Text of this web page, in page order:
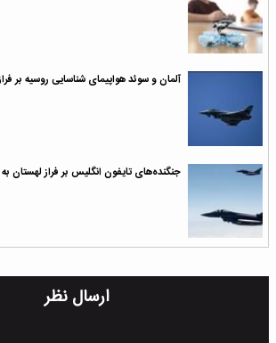
آلمان و سوئد هواپیمای شناسایی روسیه بر
جنگنده‌های تایفون انگلیس بر فراز لهستان به
ارسال نظر